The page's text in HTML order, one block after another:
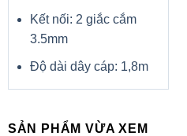
Kết nối: 2 giắc cắm
3.5mm
Độ dài dây cáp: 1,8m
SẢN PHẨM VỪA XEM